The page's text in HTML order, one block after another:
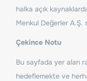
halka açık
Menkul Değerler A.Ş.
Çekince Notu
Bu sayfada yer alan
hedeflemekte ve